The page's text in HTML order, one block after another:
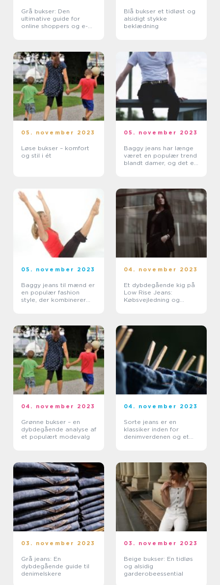
Grå bukser: Den
ultimative guide for
online shoppers og e-
Blå bukser et tidløst og
alsidigt stykke
beklædning
05. november 2023
Løse bukser – komfort
og stil i ét
05. november 2023
Baggy jeans har længe
været en populær trend
blandt damer, og det er
05. november 2023
Baggy jeans til mænd er
en populær fashion
style, der kombinerer
04. november 2023
Et dybdegående kig på
Low Rise Jeans:
Købsvejledning og
04. november 2023
Grønne bukser – en
dybdegående analyse af
et populært modevalg
04. november 2023
Sorte jeans er en
klassiker inden for
denimverdenen og et
03. november 2023
Grå jeans: En
dybdegående guide til
denimelskere
03. november 2023
Beige bukser: En tidløs
og alsidig
garderobeessential